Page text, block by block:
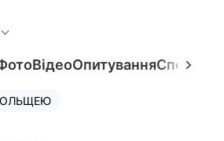
ВідеоОпитування